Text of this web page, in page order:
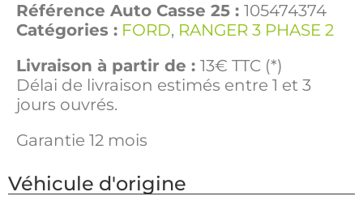
Référence Auto Casse 25 : 105474374
Catégories : FORD, RANGER 3 PHASE 2
Livraison à partir de : 13€ TTC (*)
Délai de livraison estimés entre 1 et 3
jours ouvrés.
Garantie 12 mois
Véhicule d'origine